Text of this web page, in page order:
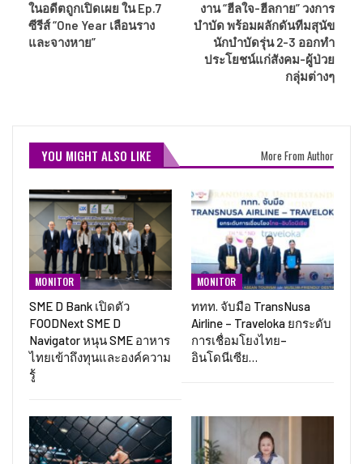
ในอดีตถูกเปิดเผย ใน Ep.7
ซีรีส์ “One Year เลือนราง
และจางหาย”
งาน “ฮีลใจ-ฮีลกาย” วงการ
บำบัด พร้อมผลักดันทีมสุนัข
นักบำบัดรุ่น 2-3 ออกทำ
ประโยชน์แก่สังคม-ผู้ป่วย
กลุ่มต่างๆ
YOU MIGHT ALSO LIKE More From Author
MONITOR
SME D Bank เปิดตัว
FOODNext SME D
Navigator หนุน SME อาหาร
ไทยเข้าถึงทุนและองค์ความ
รู้
MONITOR
ททท. จับมือ TransNusa
Airline – Traveloka ยกระดับ
การเชื่อมโยงไทย–
อินโดนีเซีย…